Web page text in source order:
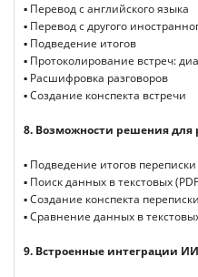
▪ Перевод с английского языка
▪ Перевод с другого
▪ Подведение итогов
▪ Протоколирование встреч:
▪ Расшифровка разговоров
▪ Создание конспекта встречи
8. Возможности решения для
▪ Подведение итогов переписки
▪ Поиск данных в текстовых
▪ Создание конспекта переписки
▪ Сравнение данных в
9. Встроенные интеграции